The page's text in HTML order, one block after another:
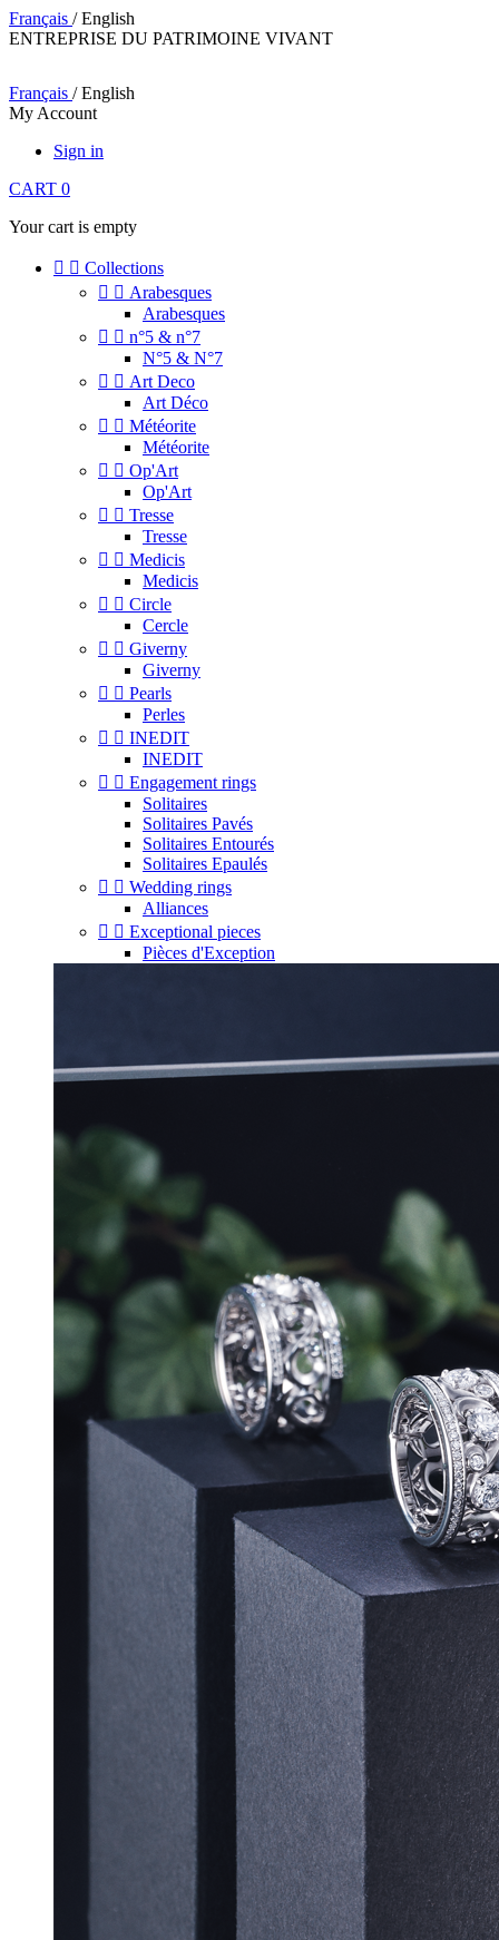
Français / English
ENTREPRISE DU PATRIMOINE VIVANT
Français / English
My Account
Sign in
CART 0
Your cart is empty
  Collections
  Arabesques
Arabesques
  n°5 & n°7
N°5 & N°7
  Art Deco
Art Déco
  Météorite
Météorite
  Op'Art
Op'Art
  Tresse
Tresse
  Medicis
Medicis
  Circle
Cercle
  Giverny
Giverny
  Pearls
Perles
  INEDIT
INEDIT
  Engagement rings
Solitaires
Solitaires Pavés
Solitaires Entourés
Solitaires Epaulés
  Wedding rings
Alliances
  Exceptional pieces
Pièces d'Exception